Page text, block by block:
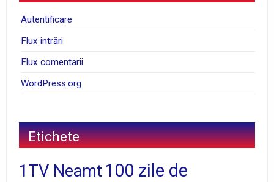
Autentificare
Flux intrări
Flux comentarii
WordPress.org
Etichete
1TV Neamt 100 zile de